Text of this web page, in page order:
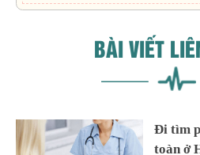
BÀI VIẾT
Đi tìm
toàn ở